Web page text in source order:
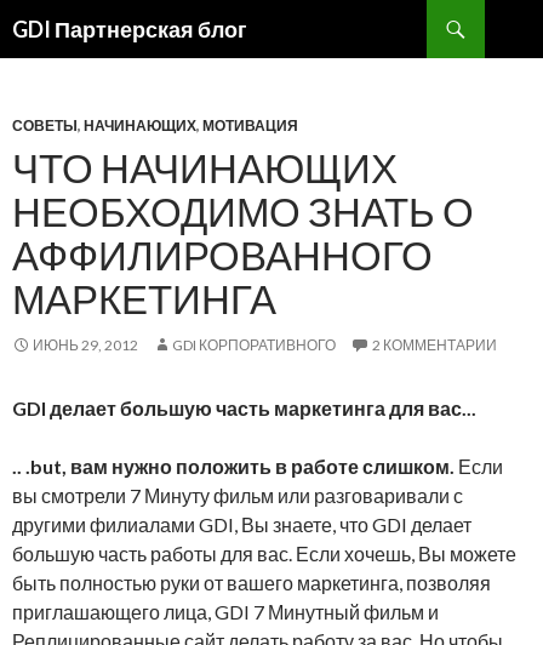
GDI Партнерская блог
ПЕРЕЙТИ
СОВЕТЫ, НАЧИНАЮЩИХ, МОТИВАЦИЯ
ЧТО НАЧИНАЮЩИХ
НЕОБХОДИМО ЗНАТЬ О
АФФИЛИРОВАННОГО
МАРКЕТИНГА
ИЮНЬ 29, 2012 GDI КОРПОРАТИВНОГО 2 КОММЕНТАРИИ
GDI делает большую часть маркетинга для вас...
.. .but, вам нужно положить в работе слишком. Если
вы смотрели 7 Минуту фильм или разговаривали с
другими филиалами GDI, Вы знаете, что GDI делает
большую часть работы для вас. Если хочешь, Вы можете
быть полностью руки от вашего маркетинга, позволяя
приглашающего лица, GDI 7 Минутный фильм и